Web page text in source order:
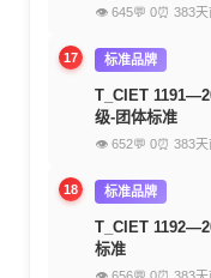
👁 645💬 0⏰ 383天
17 标准品牌
T_CIET
级-团体标准
👁 652💬 0⏰ 383天
18 标准品牌
T_CIET
标准
👁 656💬 0⏰ 383天